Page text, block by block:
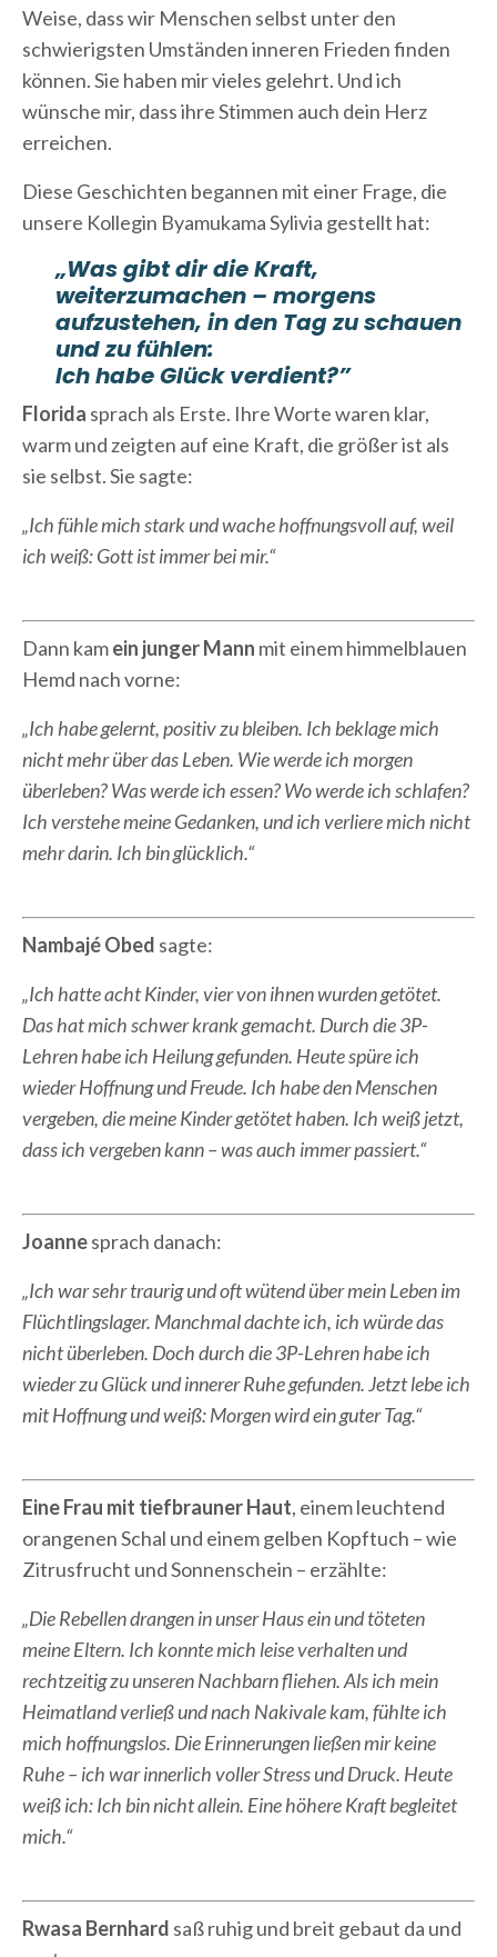
Weise, dass wir Menschen selbst unter den
schwierigsten Umständen inneren Frieden finden
können. Sie haben mir vieles gelehrt. Und ich
wünsche mir, dass ihre Stimmen auch dein Herz
erreichen.
Diese Geschichten begannen mit einer Frage, die
unsere Kollegin Byamukama Sylivia gestellt hat:
„Was gibt dir die Kraft,
weiterzumachen – morgens
aufzustehen, in den Tag zu schauen
und zu fühlen:
Ich habe Glück verdient?”
Florida sprach als Erste. Ihre Worte waren klar,
warm und zeigten auf eine Kraft, die größer ist als
sie selbst. Sie sagte:
„Ich fühle mich stark und wache hoffnungsvoll auf, weil
ich weiß: Gott ist immer bei mir.“
Dann kamein junger Mann mit einem himmelblauen
Hemd nach vorne:
„Ich habe gelernt, positiv zu bleiben. Ich beklage mich
nicht mehr über das Leben. Wie werde ich morgen
überleben? Was werde ich essen? Wo werde ich schlafen?
Ich verstehe meine Gedanken, und ich verliere mich nicht
mehr darin. Ich bin glücklich.“
Nambajé Obed sagte:
„Ich hatte acht Kinder, vier von ihnen wurden getötet.
Das hat mich schwer krank gemacht. Durch die 3P-
Lehren habe ich Heilung gefunden. Heute spüre ich
wieder Hoffnung und Freude. Ich habe den Menschen
vergeben, die meine Kinder getötet haben. Ich weiß jetzt,
dass ich vergeben kann – was auch immer passiert.“
Joannesprach danach:
„Ich war sehr traurig und oft wütend über mein Leben im
Flüchtlingslager. Manchmal dachte ich, ich würde das
nicht überleben. Doch durch die 3P-Lehren habe ich
wieder zu Glück und innerer Ruhe gefunden. Jetzt lebe ich
mit Hoffnung und weiß: Morgen wird ein guter Tag.“
Eine Frau mit tiefbrauner Haut, einem leuchtend
orangenen Schal und einem gelben Kopftuch – wie
Zitrusfrucht und Sonnenschein – erzählte:
„Die Rebellen drangen in unser Haus ein und töteten
meine Eltern. Ich konnte mich leise verhalten und
rechtzeitig zu unseren Nachbarn fliehen. Als ich mein
Heimatland verließ und nach Nakivale kam, fühlte ich
mich hoffnungslos. Die Erinnerungen ließen mir keine
Ruhe – ich war innerlich voller Stress und Druck. Heute
weiß ich: Ich bin nicht allein. Eine höhere Kraft begleitet
mich.“
Rwasa Bernhard saß ruhig und breit gebaut da und